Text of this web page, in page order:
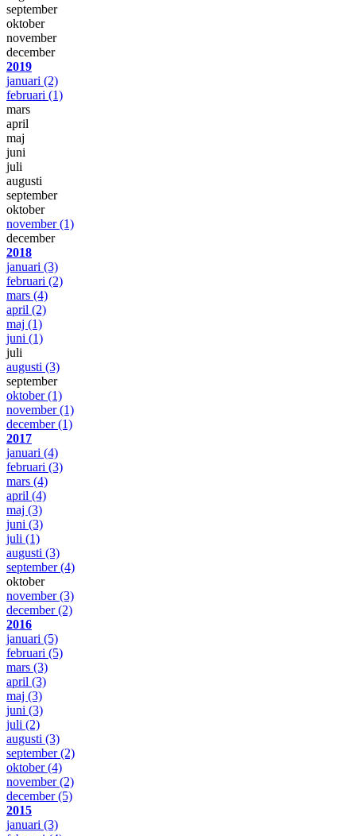
september
oktober
november
december
2019
januari (2)
februari (1)
mars
april
maj
juni
juli
augusti
september
oktober
november(1)
december
2018
januari (3)
februari (2)
mars (4)
april (2)
maj (1)
juni (1)
juli
augusti (3)
september
oktober(1)
november(1)
december(1)
2017
januari (4)
februari (3)
mars (4)
april (4)
maj (3)
juni (3)
juli (1)
augusti (3)
september(4)
oktober
november(3)
december(2)
2016
januari (5)
februari (5)
mars (3)
april (3)
maj (3)
juni (3)
juli (2)
augusti (3)
september(2)
oktober(4)
november(2)
december(5)
2015
januari (3)